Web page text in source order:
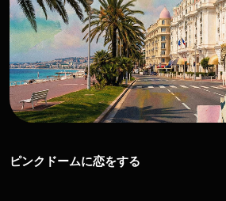
ピンクドームに恋をする